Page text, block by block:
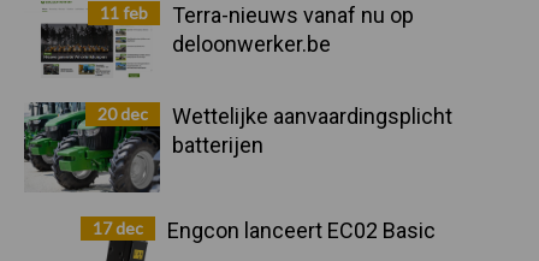
11 feb
Terra-nieuws vanaf nu op
deloonwerker.be
20 dec
Wettelijke aanvaardingsplicht
batterijen
17 dec Engcon lanceert EC02 Basic